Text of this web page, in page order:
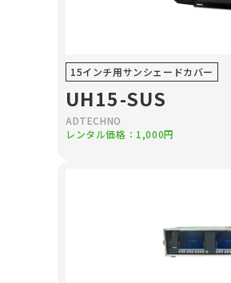
15インチ用サンシェードカバー
UH15-SUS
ADTECHNO
レンタル価格：1,000円